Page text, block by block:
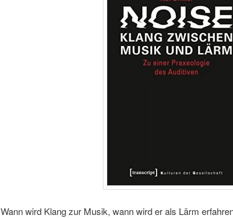
Wann wird Klang zur Musik, wann wird er als Lärm